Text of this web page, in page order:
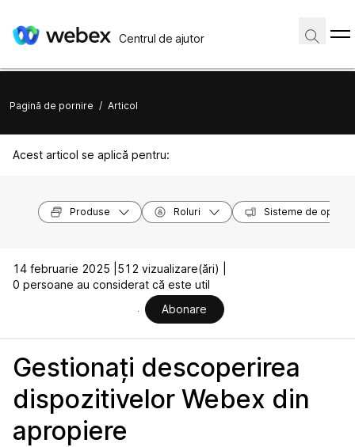
Centrul de ajutor
Pagină de pornire / Articol
Acest articol se aplică pentru:
Produse Roluri Sisteme de
14 februarie 2025 | 512 vizualizare(ări) |
0 persoane au considerat că este util
Abonare
Gestionați descoperirea
dispozitivelor Webex din
apropiere